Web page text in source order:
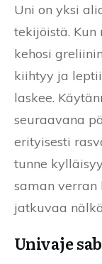
Uni on yksi
tekijöistä. Kun
kehosi
kiihtyy ja
laskee.
seuraavana
erityisesti
tunne
saman verran
jatkuvaa
Univaje